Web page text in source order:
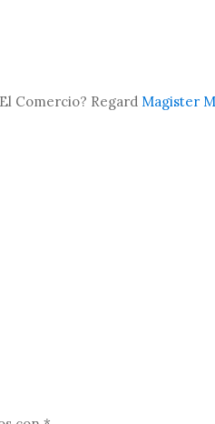
Comercio? Regard Magister